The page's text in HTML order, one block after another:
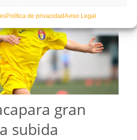
Política de privacidadAviso Legal
gran
subida